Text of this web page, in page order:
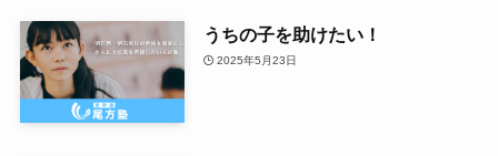
うちの子を助けたい！
2025年5月23日